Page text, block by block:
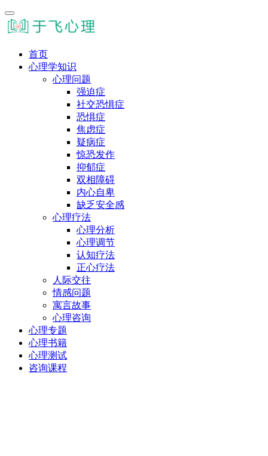
首页
心理学知识
心理问题
强迫症
社交恐惧症
恐惧症
焦虑症
疑病症
惊恐发作
抑郁症
双相障碍
内心自卑
缺乏安全感
心理疗法
心理分析
心理调节
认知疗法
正心疗法
人际交往
情感问题
寓言故事
心理咨询
心理专题
心理书籍
心理测试
咨询课程